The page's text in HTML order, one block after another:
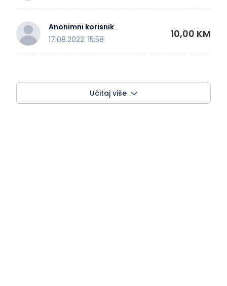
Anonimni korisnik
17.08.2022. 15:58
10,00 KM
Učitaj više